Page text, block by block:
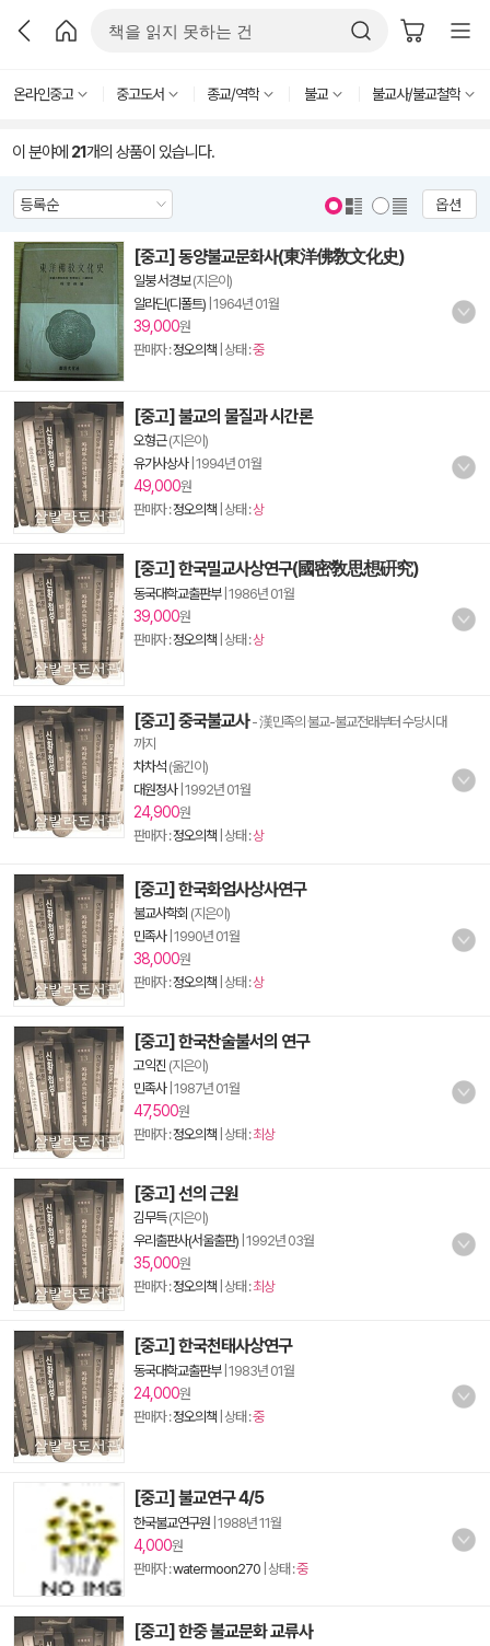
온라인중고 중고도서 종교/역학 불교 불교사/불교철학
이 분야에 21개의 상품이 있습니다.
옵션
[중고] 동양불교문화사(東洋佛敎文化史)
일붕 서경보(지은이)
알라딘(디폴트) 1964년 01월
39,000원
판매자 :정오의책 | 상태 :중
[중고] 불교의 물질과 시간론
오형근(지은이)
유가사상사| 1994년 01월
49,000원
판매자 :정오의책 | 상태 :상
[중고] 한국밀교사상연구(國密敎思想硏究)
동국대학교출판부| 1986년 01월
39,000원
판매자 :정오의책 | 상태 :상
[중고] 중국불교사- 漢민족의 불교-불교전래부터 수당시대
까지
차차석 (옮긴이)
대원정사| 1992년 01월
24,900원
판매자 :정오의책 | 상태 :상
[중고] 한국화엄사상사연구
불교사학회 (지은이)
민족사| 1990년 01월
38,000원
판매자 :정오의책 | 상태 :상
[중고] 한국찬술불서의 연구
고익진 (지은이)
민족사| 1987년 01월
47,500원
판매자 :정오의책 | 상태 :최상
[중고] 선의 근원
김무득(지은이)
우리출판사(서울출판) 1992년 03월
35,000원
판매자 :정오의책 | 상태 :최상
[중고] 한국천태사상연구
동국대학교출판부| 1983년 01월
24,000원
판매자 :정오의책 | 상태 :중
[중고] 불교연구 4/5
한국불교연구원 1988년 11월
4,000원
판매자 :watermoon270 | 상태 :중
[중고] 한중 불교문화 교류사